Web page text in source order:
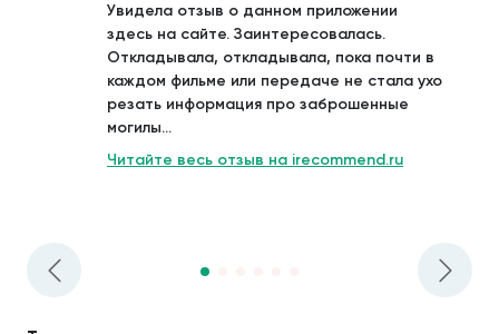
Увидела отзыв о данном приложении
здесь на сайте. Заинтересовалась.
Откладывала, откладывала, пока почти в
каждом фильме или передаче не стала ухо
резать информация про заброшенные
могилы...
Читайте весь отзыв на irecommend.ru